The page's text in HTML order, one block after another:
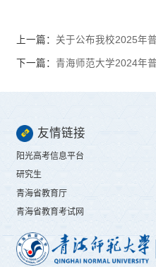
上一篇： 关于公布我校2025年
下一篇： 青海师范大学2024年
友情链接
阳光高考信息平台
研究生
青海省教育厅
青海省教育考试网